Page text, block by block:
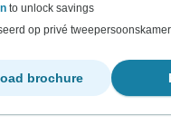
to unlock savings
op privé tweepersoonskamer
brochure